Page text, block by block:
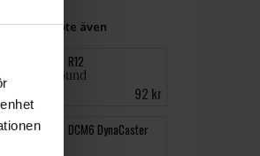
M köpte även
R12
92 kr
DCM6 DynaCaster